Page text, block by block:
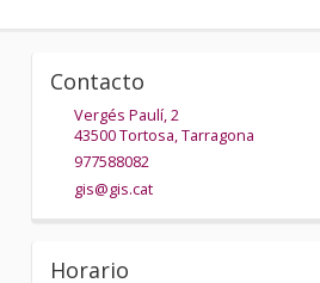
Contacto
Vergés Paulí, 2
43500Tortosa,Tarragona
977588082
gis@gis.cat
Horario